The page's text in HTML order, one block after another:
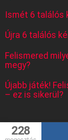
228
Ismét 6 találós
Újra 6 találós
Felismered
megy?
Újabb játék!
– ez is sikerül?